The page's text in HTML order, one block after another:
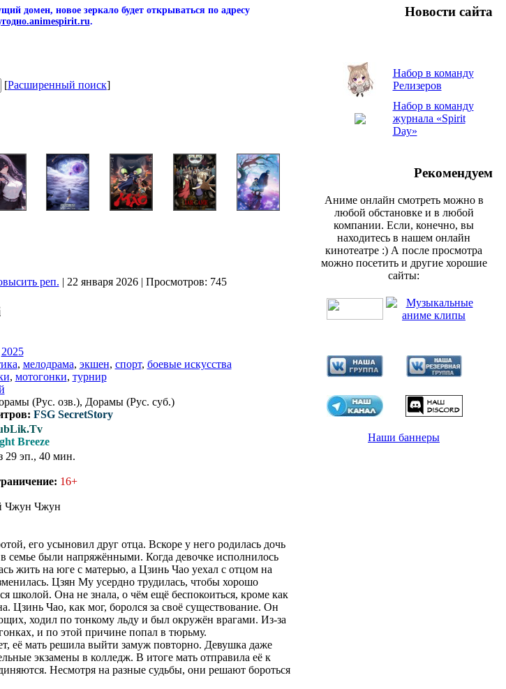
домен, новое зеркало будет открываться по адресу
.
[Расширенный поиск]
| 22 января 2026 | Просмотров: 745
2025
, мелодрама, экшен, спорт, боевые искусства
, мотогонки, турнир
(Рус. озв.), Дорамы (Рус. суб.)
FSG SecretStory
Breeze
29 эп., 40 мин.
16+
Чжун
его усыновил друг отца. Вскоре у него родилась дочь
были напряжёнными. Когда девочке исполнилось
жить на юге с матерью, а Цзинь Чао уехал с отцом на
Цзян Му усердно трудилась, чтобы хорошо
школой. Она не знала, о чём ещё беспокоиться, кроме как
Цзинь Чао, как мог, боролся за своё существование. Он
ходил по тонкому льду и был окружён врагами. Из-за
и по этой причине попал в тюрьму.
её мать решила выйти замуж повторно. Девушка даже
экзамены в колледж. В итоге мать отправила её к
Несмотря на разные судьбы, они решают бороться
Новости сайта
Набор в команду
Релизеров
Набор в команду
журнала «Spirit
Day»
Рекомендуем
Аниме онлайн смотреть можно в
любой обстановке и в любой
компании. Если, конечно, вы
находитесь в нашем онлайн
кинотеатре :) А после просмотра
можно посетить и другие хорошие
сайты:
Наши баннеры